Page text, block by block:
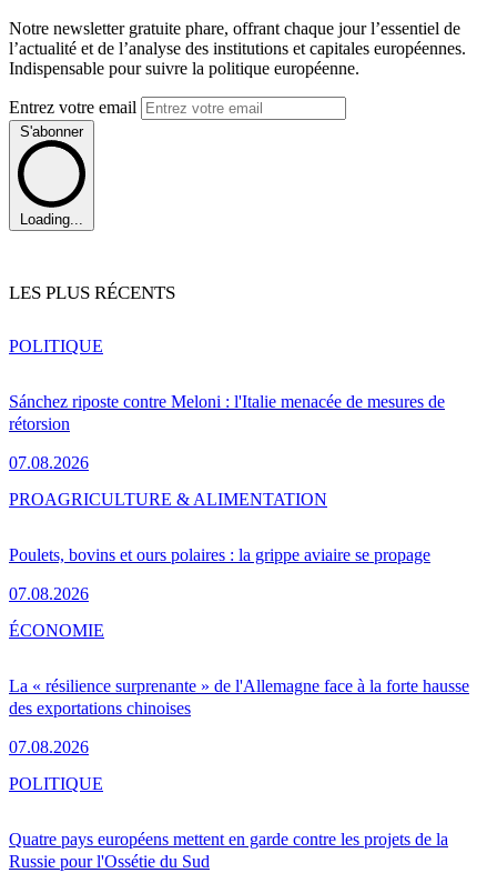
Notre newsletter gratuite phare, offrant chaque jour l’essentiel de
l’actualité et de l’analyse des institutions et capitales européennes.
Indispensable pour suivre la politique européenne.
Entrez votre email
S'abonner
Loading...
LES PLUS RÉCENTS
Sánchez riposte contre Meloni : l'Italie menacée de mesures de
rétorsion
07.08.2026
POLITIQUE
Poulets, bovins et ours polaires : la grippe aviaire se propage
07.08.2026
PROAGRICULTURE & ALIMENTATION
La « résilience surprenante » de l'Allemagne face à la forte hausse
des exportations chinoises
07.08.2026
ÉCONOMIE
Quatre pays européens mettent en garde contre les projets de la
Russie pour l'Ossétie du Sud
POLITIQUE